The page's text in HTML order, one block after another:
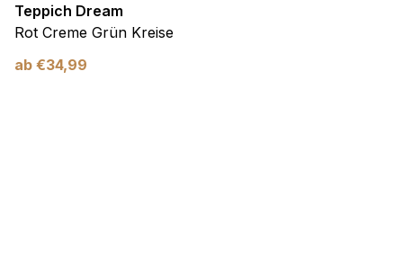
Teppich Dream
Rot Creme Grün Kreise
ab €34,99